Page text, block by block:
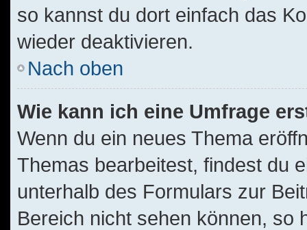
so kannst du dort einfach das
wieder deaktivieren.
Nach oben
Wie kann ich eine Umfrage
Wenn du ein neues Thema
Themas bearbeitest, findest du
unterhalb des Formulars zur
Bereich nicht sehen können, so